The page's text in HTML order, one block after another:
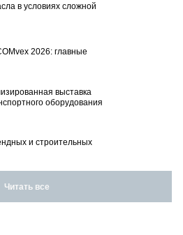
в условиях сложной
2026: главные
выставка
оборудования
и строительных
Читать все